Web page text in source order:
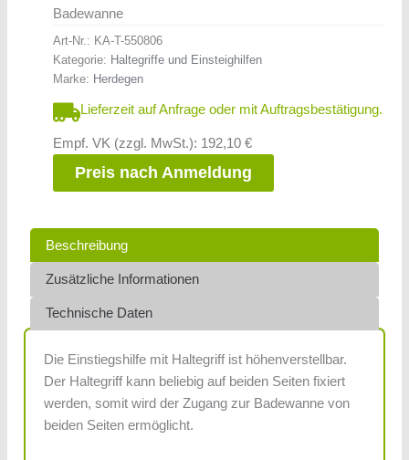
Badewanne
Art-Nr.: KA-T-550806
Kategorie: Haltegriffe und Einsteighilfen
Marke: Herdegen
Lieferzeit auf Anfrage oder mit Auftragsbestätigung.
Empf. VK (zzgl. MwSt.): 192,10 €
Preis nach Anmeldung
Beschreibung
Zusätzliche Informationen
Technische Daten
Die Einstiegshilfe mit Haltegriff ist höhenverstellbar.
Der Haltegriff kann beliebig auf beiden Seiten fixiert
werden, somit wird der Zugang zur Badewanne von
beiden Seiten ermöglicht.